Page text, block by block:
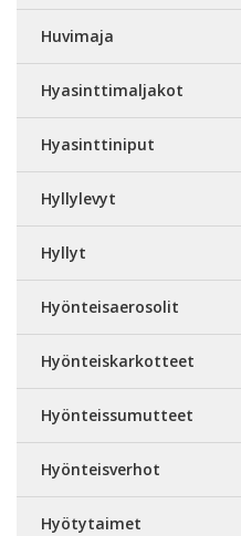
Huvimaja
Hyasinttimaljakot
Hyasinttiniput
Hyllylevyt
Hyllyt
Hyönteisaerosolit
Hyönteiskarkotteet
Hyönteissumutteet
Hyönteisverhot
Hyötytaimet